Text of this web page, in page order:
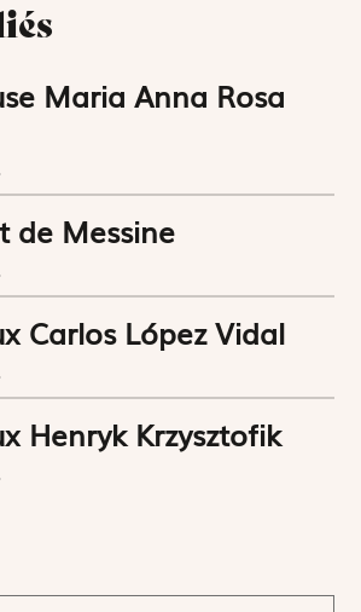
Maria Anna Rosa
de Messine
Carlos López Vidal
Henryk Krzysztofik